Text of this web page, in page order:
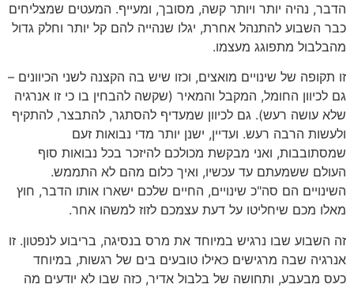
הדבר, נהיה יותר ויותר קשה, מסובך, ומעייף. המעטים שמצליחים
כבר השבוע להתנהל אחרת, יגלו שנהייה להם קל יותר וחלק גדול
מהבלבול מתפוגג מעצמו.
זו תקופה של שינויים מואצים, וכזו שיש בה הקצנה לשני הכיוונים –
גם לכיוון החומל, המקבל והמאיר (שקשה להבחין בו כי זו אנרגיה
שלא עושה רעש). גם לכיוון שמעדיף להסתגר, להתבצר, להתקיף
ולעשות הרבה רעש. ועדיין, ישנן יותר מדי נבואות זעם
שמסתובבות, ואני מבקשת מכולכם להיזכר בכל נבואות סוף
העולם ששמעתם עד עכשיו, ואיך כלום מהם לא התממש.
השינויים הם סה"כ שינויים, החיים שלכם ישארו אותו הדבר, חוץ
מאלו מכם שיחליטו על דעת עצמכם לזוז למשהו אחר.
זה השבוע שבו נרגיש במיוחד את מרס בנסיגה, בריבוע לנפטון. זו
אנרגיה שבה מרגישים כאילו טובעים בים של רגשות, במיוחד
כעס מבעבע, ותחושה של בלבול אדיר, כזה שבו לא יודעים מה